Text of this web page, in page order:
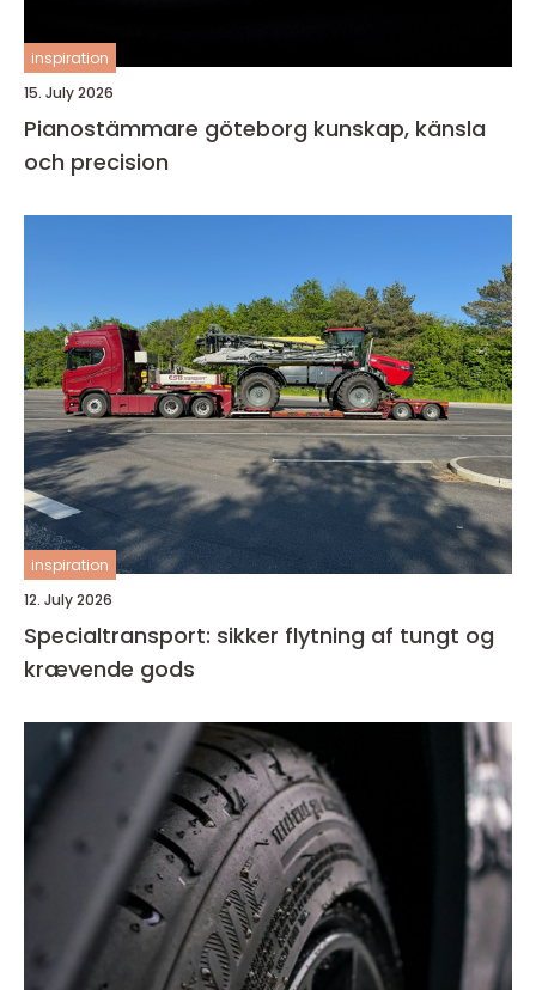
inspiration
15. July 2026
Pianostämmare göteborg kunskap, känsla
och precision
inspiration
12. July 2026
Specialtransport: sikker flytning af tungt og
krævende gods